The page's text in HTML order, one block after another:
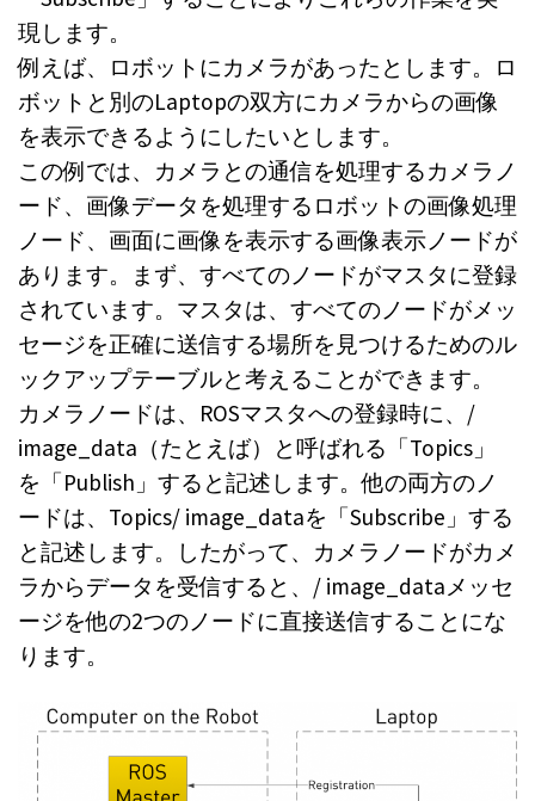
現します。
例えば、ロボットにカメラがあったとします。ロ
ボットと別のLaptopの双方にカメラからの画像
を表示できるようにしたいとします。
この例では、カメラとの通信を処理するカメラノ
ード、画像データを処理するロボットの画像処理
ノード、画面に画像を表示する画像表示ノードが
あります。まず、すべてのノードがマスタに登録
されています。マスタは、すべてのノードがメッ
セージを正確に送信する場所を見つけるためのル
ックアップテーブルと考えることができます。
カメラノードは、ROSマスタへの登録時に、/
image_data（たとえば）と呼ばれる「Topics」
を「Publish」すると記述します。他の両方のノ
ードは、Topics/ image_dataを「Subscribe」する
と記述します。したがって、カメラノードがカメ
ラからデータを受信すると、/ image_dataメッセ
ージを他の2つのノードに直接送信することにな
ります。